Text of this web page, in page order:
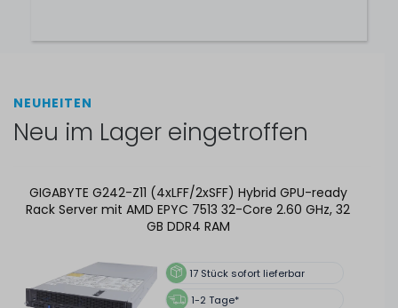
DELL EMC PowerEdge R640 (10xSFF) Premium Rack
Server mit 2x Xeon Gold 6240 18-Core 2.60 GHz, 32 GB
24Stück sofort lieferbar
1-2 Tage*
NEUHEITEN
Neu im Lager eingetroffen
GIGABYTE G242-Z11 (4xLFF/2xSFF) Hybrid GPU-ready
Rack Server mit AMD EPYC 7513 32-Core 2.60 GHz, 32
GB DDR4 RAM
17 Stück sofort lieferbar
1-2 Tage*